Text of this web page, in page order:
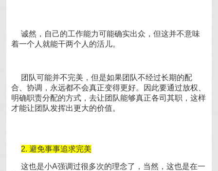
诚然，自己的工作能力可能确实出众，但这并不意味
着一个人就能干两个人的活儿。
团队可能并不完美，但是如果团队不经过长期的配
合、协调，永远都不会真正变得更好。因此要通过放权、
明确职责分配的方式，去让团队能够真正各司其职，这样
才能让团队发挥出更大的价值。
2. 避免事事追求完美
这也是小A强调过很多次的理念了，当然，这也是在一